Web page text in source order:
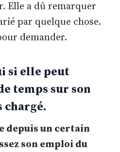
Elle a dû remarquer
par quelque chose.
demander.
si elle peut
temps sur son
chargé.
depuis un certain
son emploi du